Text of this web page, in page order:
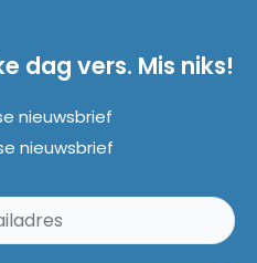
dag vers. Mis niks!
nieuwsbrief
nieuwsbrief